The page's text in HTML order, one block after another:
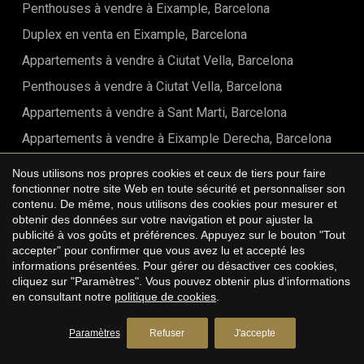
d'enregistrement, les honoraires d'agence, ni les frais liés à
un éventuel prêt hypothécaire
Penthouses à vendre à Eixample, Barcelona
Duplex en venta en Eixample, Barcelona
Appartements à vendre à Ciutat Vella, Barcelona
Penthouses à vendre à Ciutat Vella, Barcelona
Appartements à vendre à Sant Marti, Barcelona
Appartements à vendre à Eixample Derecha, Barcelona
Duplex à vendre à Eixample Derecha, Barcelona
Appartements à vendre à Eixample Izquierdo, Barcelona
Appartements à vendre à Sant Antoni, Barcelona
Appartements à vendre à Barrio Gótico, Barcelona
Appartements à vendre à El Born, Barcelona
Appartements à vendre à El Raval, Barcelona
Appartements à vendre à Diagonal Mar, Barcelona
Nous utilisons nos propres cookies et ceux de tiers pour faire
fonctionner notre site Web en toute sécurité et personnaliser son
contenu. De même, nous utilisons des cookies pour mesurer et
obtenir des données sur votre navigation et pour ajuster la
publicité à vos goûts et préférences. Appuyez sur le bouton "Tout
accepter" pour confirmer que vous avez lu et accepté les
informations présentées. Pour gérer ou désactiver ces cookies,
cliquez sur "Paramètres". Vous pouvez obtenir plus d'informations
en consultant notre politique de cookies
Paramètres Refuser J'accepte